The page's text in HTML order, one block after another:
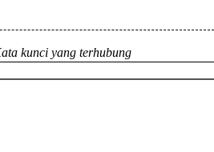
kunci yang terhubung